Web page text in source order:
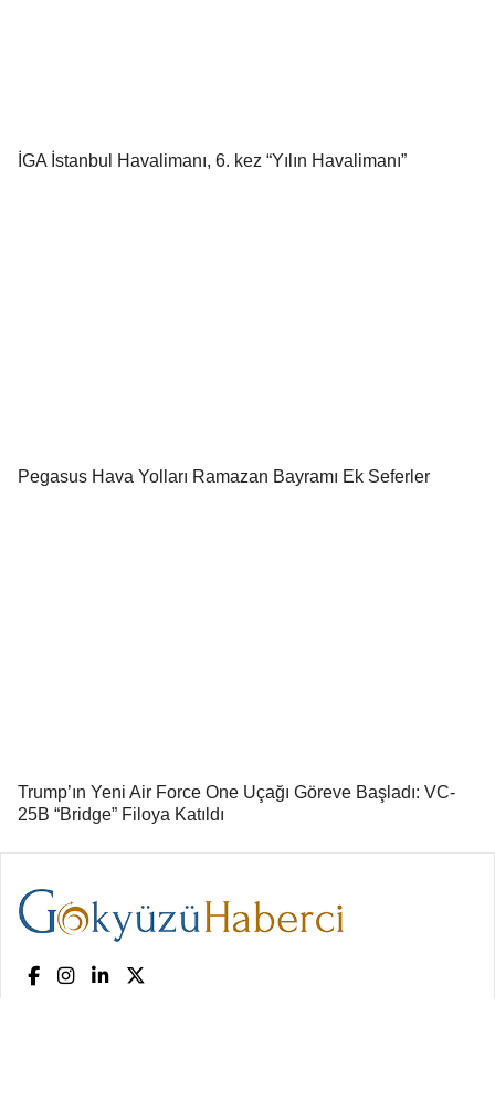
İGA İstanbul Havalimanı, 6. kez “Yılın Havalimanı”
Pegasus Hava Yolları Ramazan Bayramı Ek Seferler
Trump’ın Yeni Air Force One Uçağı Göreve Başladı: VC-
25B “Bridge” Filoya Katıldı